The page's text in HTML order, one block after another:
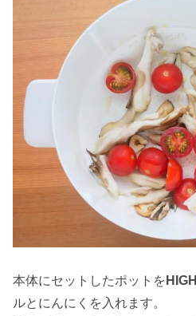
本体にセットしたポットを HIGH
ルとにんにくを入れます。